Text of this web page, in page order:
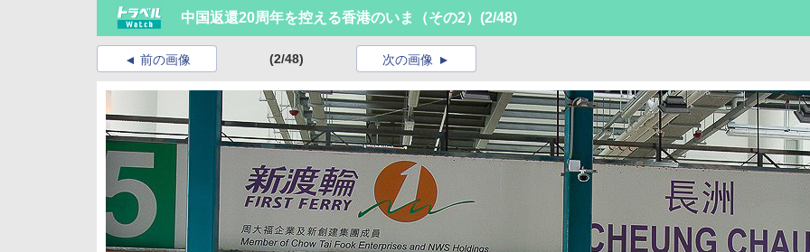
中国返還20周年を控える香港のいま（その2） (2/48)
前の画像 (2/48) 次の画像